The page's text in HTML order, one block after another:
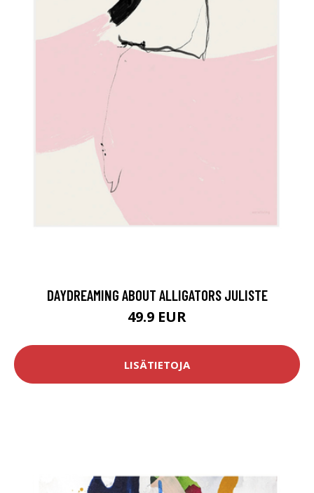
DAYDREAMING ABOUT ALLIGATORS JULISTE
49.9 EUR
LISÄTIETOJA